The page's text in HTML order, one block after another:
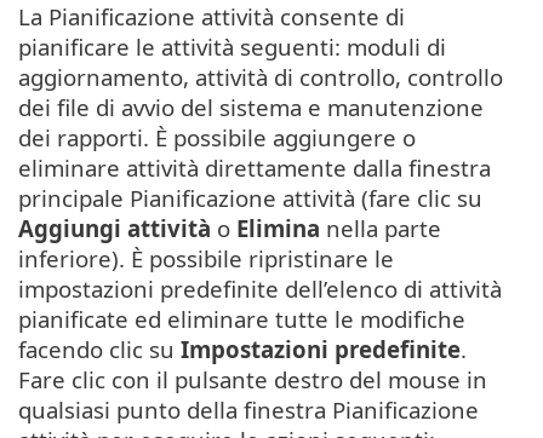
La Pianificazione attività consente di
pianificare le attività seguenti: moduli di
aggiornamento, attività di controllo, controllo
dei file di avvio del sistema e manutenzione
dei rapporti. È possibile aggiungere o
eliminare attività direttamente dalla finestra
principale Pianificazione attività (fare clic su
Aggiungi attività o Elimina nella parte
inferiore). È possibile ripristinare le
impostazioni predefinite dell’elenco di attività
pianificate ed eliminare tutte le modifiche
facendo clic su Impostazioni predefinite.
Fare clic con il pulsante destro del mouse in
qualsiasi punto della finestra Pianificazione